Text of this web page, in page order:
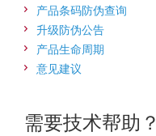
产品条码防伪查询
升级防伪公告
产品生命周期
意见建议
需要技术帮助？